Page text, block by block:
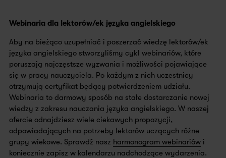
Webinaria dla lektorów/ek języka angielskiego
Aby na bieżąco uzupełniać i poszerzać wiedzę lektorów/ek
języka angielskiego stworzyliśmy cykl webinariów, które
poruszają najczęstsze wyzwania i możliwości pojawiające
się w pracy nauczyciela. Po każdym z nich uczestnicy
otrzymują certyfikat będący potwierdzeniem udziału.
Webinaria to darmowy sposób na stałe dostarczanie nowej
wiedzy z zakresu nauczania języka angielskiego. W naszej
ofercie odnajdziesz wiele ciekawych propozycji,
odpowiadających na potrzeby lektorów uczących różne
grupy wiekowe. Sprawdź nasz harmonogram webinariów i
koniecznie zapisz w kalendarzu nadchodzące wydarzenia.